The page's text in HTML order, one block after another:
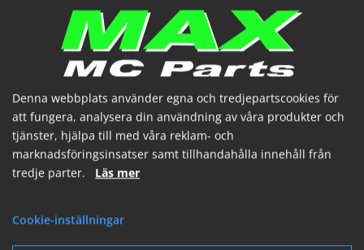
292194 Piaggio
Artikelnummer: 091204
Denna webbplats använder egna och tredjepartscookies för
att fungera, analysera din användning av våra produkter och
tjänster, hjälpa till med våra reklam- och
marknadsföringsinsatser samt tillhandahålla innehåll från
tredje parter. Läs mer
Cookie-inställningar